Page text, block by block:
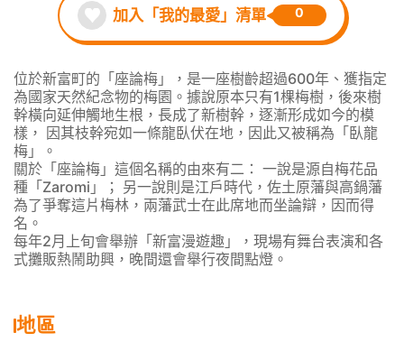
加入「我的最愛」清單 0
位於新富町的「座論梅」，是一座樹齡超過600年、獲指定
為國家天然紀念物的梅園。據說原本只有1棵梅樹，後來樹
幹橫向延伸觸地生根，長成了新樹幹，逐漸形成如今的模
樣， 因其枝幹宛如一條龍臥伏在地，因此又被稱為「臥龍
梅」。
關於「座論梅」這個名稱的由來有二： 一說是源自梅花品
種「Zaromi」； 另一說則是江戶時代，佐土原藩與高鍋藩
為了爭奪這片梅林，兩藩武士在此席地而坐論辯，因而得
名。
每年2月上旬會舉辦「新富漫遊趣」，現場有舞台表演和各
式攤販熱鬧助興，晚間還會舉行夜間點燈。
地區